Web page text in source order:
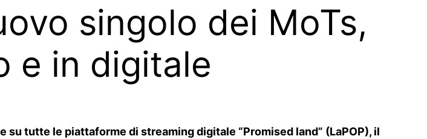
singolo dei MoTs,
e in digitale
tutte le piattaforme di streaming digitale “Promised land” (LaPOP), il